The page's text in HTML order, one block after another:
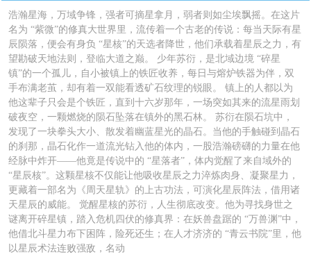
浩瀚星海，万域争锋，强者可摘星拿月，弱者则如尘埃飘摇。在这片
名为 “紫微”的修真大世界里，流传着一个古老的传说：每当天际有星
辰陨落，便会有身负 “星核”的天选者降世，他们承载着星辰之力，有
望勘破天地法则，登临大道之巅。 少年苏衍，是北域边境 “碎星
镇”的一个孤儿，自小被镇上的铁匠收养，每日与熔炉铁器为伴，双
手布满老茧，却有着一双能看透矿石纹理的锐眼。 镇上的人都以为
他这辈子只会是个铁匠，直到十六岁那年，一场突如其来的流星雨划
破夜空，一颗燃烧的陨石坠落在镇外的黑石林。 苏衍在陨石坑中，
发现了一块拳头大小、散发着幽蓝星光的晶石。当他的手触碰到晶石
的刹那，晶石化作一道流光钻入他的体内，一股浩瀚磅礴的力量在他
经脉中炸开——他竟是传说中的 “星落者”，体内觉醒了来自域外的
“星辰核”。这颗星核不仅能让他吸收星辰之力淬炼肉身、凝聚星力，
更藏着一部名为《周天星轨》的上古功法，可演化星辰阵法，借用诸
天星辰的威能。 觉醒星核的苏衍，人生彻底改变。他为寻找身世之
谜离开碎星镇，踏入危机四伏的修真界：在妖兽盘踞的 “万兽渊”中，
他借北斗星力布下困阵，险死还生；在人才济济的 “青云书院”里，他
以星辰术法连败强敌，名动